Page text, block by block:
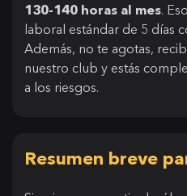
130-140 horas al mes.
laboral estándar de 5 días
Además, no te agotas,
nuestro club y estás
a los riesgos.
Resumen breve